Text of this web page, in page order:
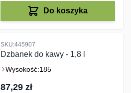
Do koszyka
SKU:445907
Dzbanek do kawy - 1,8 l
Wysokość:185
87,29 zł